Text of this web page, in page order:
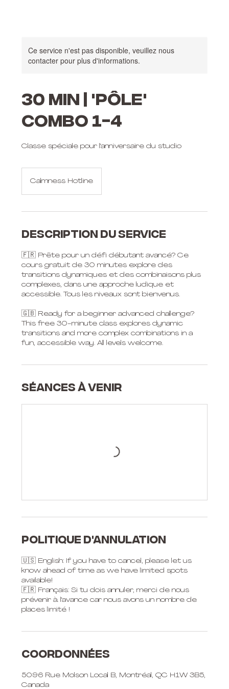
Ce service n'est pas disponible, veuillez nous
contacter pour plus d'informations.
30 MIN | 'PÔLE'
COMBO 1-4
Classe spéciale pour l'anniversaire du studio
Calmness Hotline
Description du service
🇫🇷 Prête pour un défi débutant avancé? Ce
cours gratuit de 30 minutes explore des
transitions dynamiques et des combinaisons plus
complexes, dans une approche ludique et
accessible. Tous les niveaux sont bienvenus.
🇬🇧 Ready for a beginner advanced challenge?
This free 30-minute class explores dynamic
transitions and more complex combinations in a
fun, accessible way. All levels welcome.
Séances à venir
Politique d'annulation
🇺🇸 English: If you have to cancel, please let us
know ahead of time as we have limited spots
available!
🇫🇷 Français: Si tu dois annuler, merci de nous
prévenir à l'avance car nous avons un nombre de
places limité !
Coordonnées
5096 Rue Molson Local B, Montréal, QC H1W 3B5,
Canada